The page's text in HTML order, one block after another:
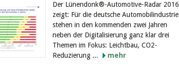
Der Lünendonk®-Automotive-Radar 2016
zeigt: Für die deutsche Automobilindustrie
stehen in den kommenden zwei Jahren
neben der Digitalisierung ganz klar drei
Themen im Fokus: Leichtbau, CO2-
Reduzierung ...
mehr